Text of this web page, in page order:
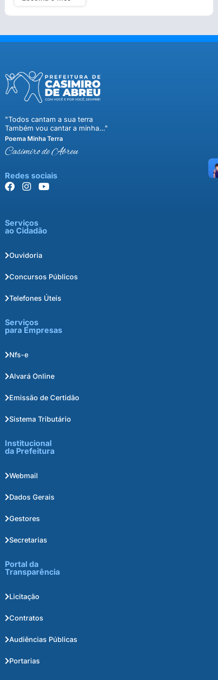
"Todos cantam a sua terra
Também vou cantar a minha..."
Poema Minha Terra
Casimiro de Abreu
Redes sociais
Serviços
ao Cidadão
Ouvidoria
Concursos Públicos
Telefones Úteis
Serviços
para Empresas
Nfs-e
Alvará Online
Emissão de Certidão
Sistema Tributário
Institucional
da Prefeitura
Webmail
Dados Gerais
Gestores
Secretarias
Portal da
Transparência
Licitação
Contratos
Audiências Públicas
Portarias